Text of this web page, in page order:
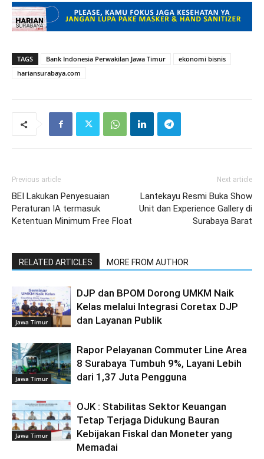
TAGS Bank Indonesia Perwakilan Jawa Timur
ekonomi bisnis
hariansurabaya.com
Previous article
BEI Lakukan Penyesuaian
Peraturan IA termasuk
Ketentuan Minimum Free Float
Next article
Lantekayu Resmi Buka Show
Unit dan Experience Gallery di
Surabaya Barat
RELATED ARTICLES MORE FROM AUTHOR
Jawa Timur
DJP dan BPOM Dorong UMKM Naik
Kelas melalui Integrasi Coretax DJP
dan Layanan Publik
Jawa Timur
Rapor Pelayanan Commuter Line Area
8 Surabaya Tumbuh 9%, Layani Lebih
dari 1,37 Juta Pengguna
Jawa Timur
OJK : Stabilitas Sektor Keuangan
Tetap Terjaga Didukung Bauran
Kebijakan Fiskal dan Moneter yang
Memadai